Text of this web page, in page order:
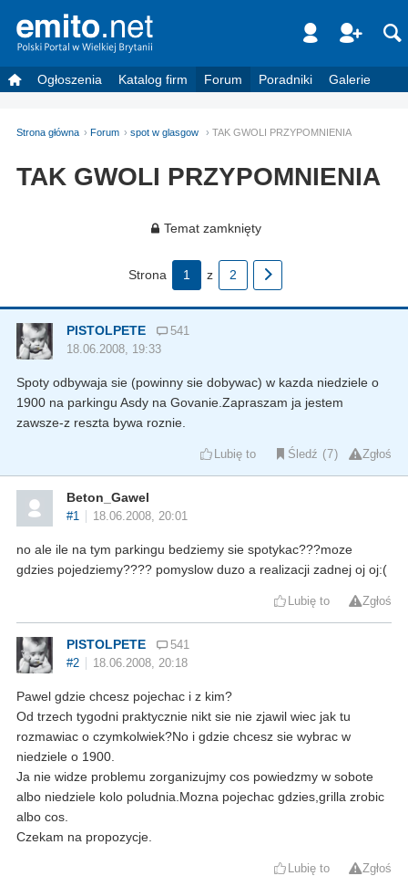
Ogłoszenia Katalog firm Forum Poradniki Galerie
Strona główna Forum spot w glasgow TAK GWOLI PRZYPOMNIENIA
TAK GWOLI PRZYPOMNIENIA
Temat zamknięty
Strona 1 z 2
PISTOLPETE
541
18.06.2008, 19:33
Spoty odbywaja sie (powinny sie dobywac) w kazda niedziele o
1900 na parkingu Asdy na Govanie.Zapraszam ja jestem
zawsze-z reszta bywa roznie.
Lubię to Śledź 7 Zgłoś
Beton_Gawel
#1 18.06.2008, 20:01
no ale ile na tym parkingu bedziemy sie spotykac???moze
gdzies pojedziemy???? pomyslow duzo a realizacji zadnej oj oj:(
Lubię to Zgłoś
PISTOLPETE
541
#2
18.06.2008, 20:18
Pawel gdzie chcesz pojechac i z kim?
Od trzech tygodni praktycznie nikt sie nie zjawil wiec jak tu
rozmawiac o czymkolwiek?No i gdzie chcesz sie wybrac w
niedziele o 1900.
Ja nie widze problemu zorganizujmy cos powiedzmy w sobote
albo niedziele kolo poludnia.Mozna pojechac gdzies,grilla zrobic
albo cos.
Czekam na propozycje.
Lubię to Zgłoś